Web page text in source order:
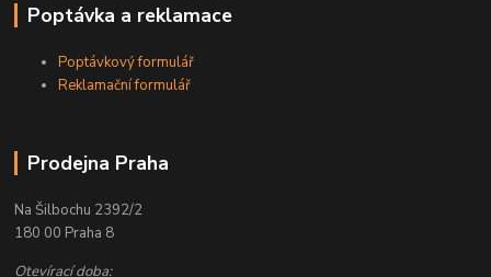
Poptávka a reklamace
Poptávkový formulář
Reklamační formulář
Prodejna Praha
Na Šilbochu 2392/2
180 00 Praha 8
Otevírací doba: